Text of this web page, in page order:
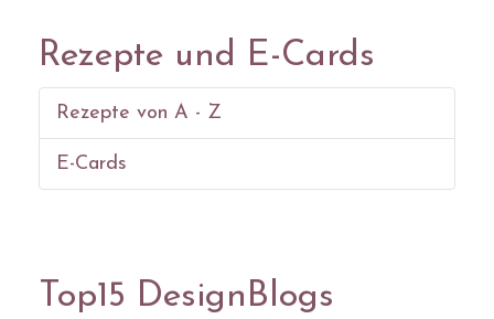
Rezepte und E-Cards
Rezepte von A - Z
E-Cards
Top15 DesignBlogs